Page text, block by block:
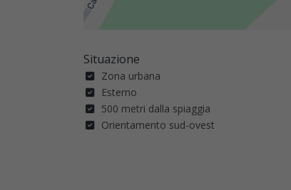
Situazione
Zona urbana
Esterno
500 metri dalla spiaggia
Orientamento sud-ovest